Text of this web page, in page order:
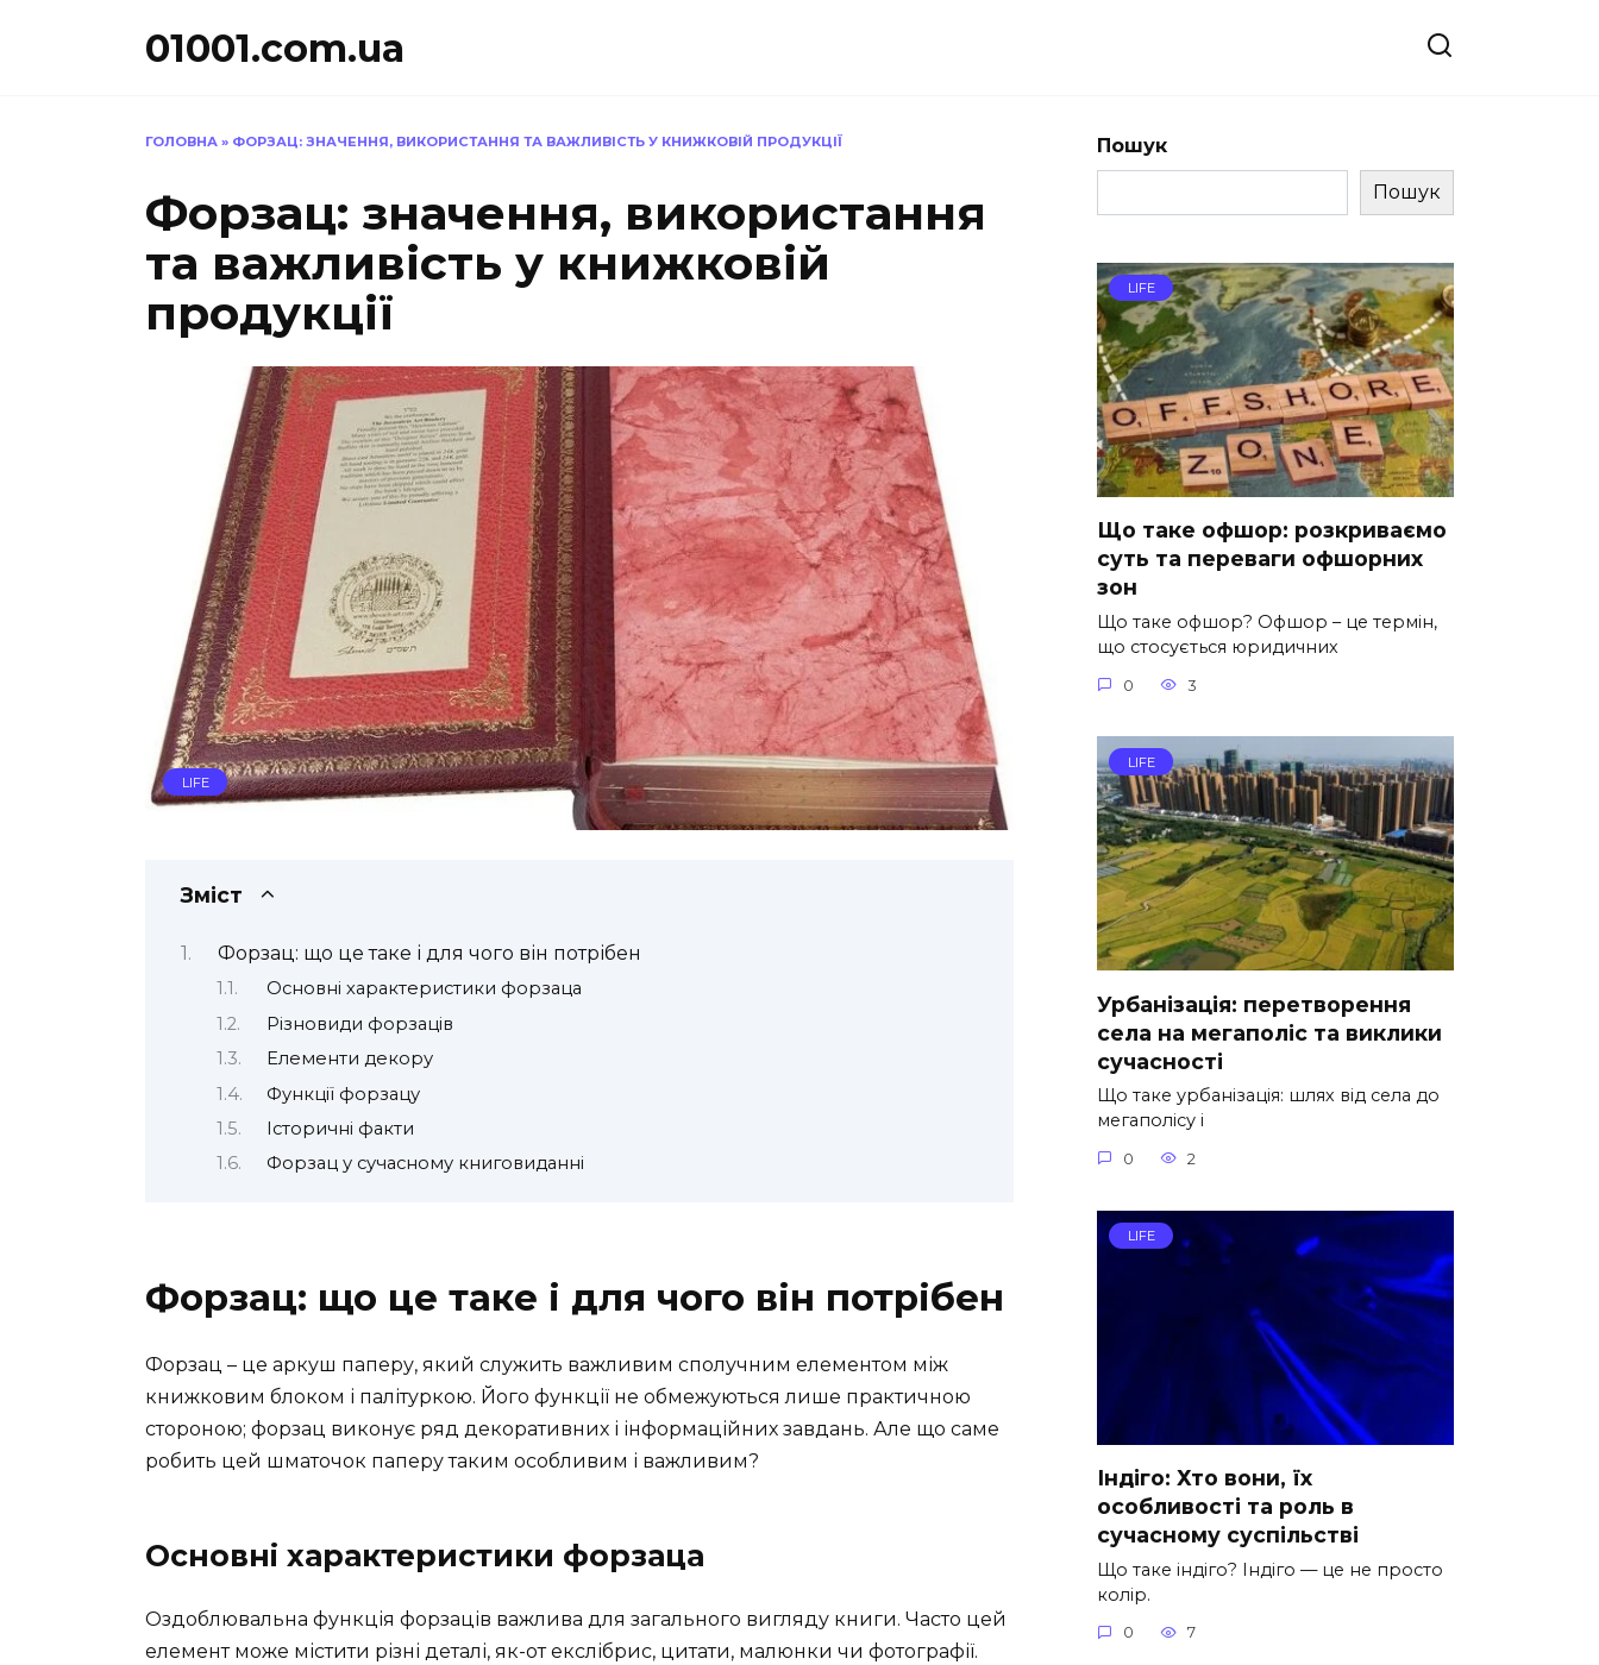
01001.com.ua
ГОЛОВНА » ФОРЗАЦ: ЗНАЧЕННЯ, ВИКОРИСТАННЯ ТА ВАЖЛИВІСТЬ У КНИЖКОВІЙ ПРОДУКЦІЇ
Форзац: значення, використання
та важливість у книжковій
продукції
LIFE
Зміст
Форзац: що це таке і для чого він потрібен
Основні характеристики форзаца
Різновиди форзаців
Елементи декору
Функції форзацу
Історичні факти
Форзац у сучасному книговиданні
Форзац: що це таке і для чого він потрібен
Форзац – це аркуш паперу, який служить важливим сполучним елементом між
книжковим блоком і палітуркою. Його функції не обмежуються лише практичною
стороною; форзац виконує ряд декоративних і інформаційних завдань. Але що саме
робить цей шматочок паперу таким особливим і важливим?
Основні характеристики форзаца
Оздоблювальна функція форзаців важлива для загального вигляду книги. Часто цей
елемент може містити різні деталі, як-от екслібрис, цитати, малюнки чи фотографії.
Пошук
Пошук
LIFE
Що таке офшор: розкриваємо
суть та переваги офшорних
зон
Що таке офшор? Офшор – це термін,
що стосується юридичних
0 3
LIFE
Урбанізація: перетворення
села на мегаполіс та виклики
сучасності
Що таке урбанізація: шлях від села до
мегаполісу і
0 2
LIFE
Індіго: Хто вони, їх
особливості та роль в
сучасному суспільстві
Що таке індіго? Індіго — це не просто
колір.
0 7